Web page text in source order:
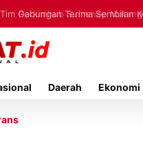
Tim Gabungan Terima Sembilan
Daerah Ekonomi